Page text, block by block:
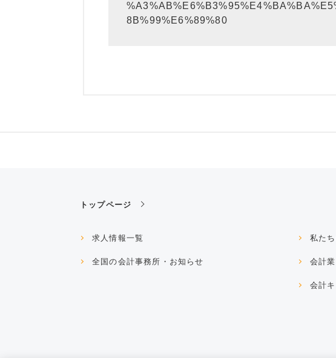
8B%99%E6%89%80
トップページ
求人情報一覧
全国の会計事務所・お知らせ
私た
会計
会計